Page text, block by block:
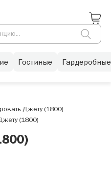
Гостиные Гардеробные
Джету (1800)
(1800)